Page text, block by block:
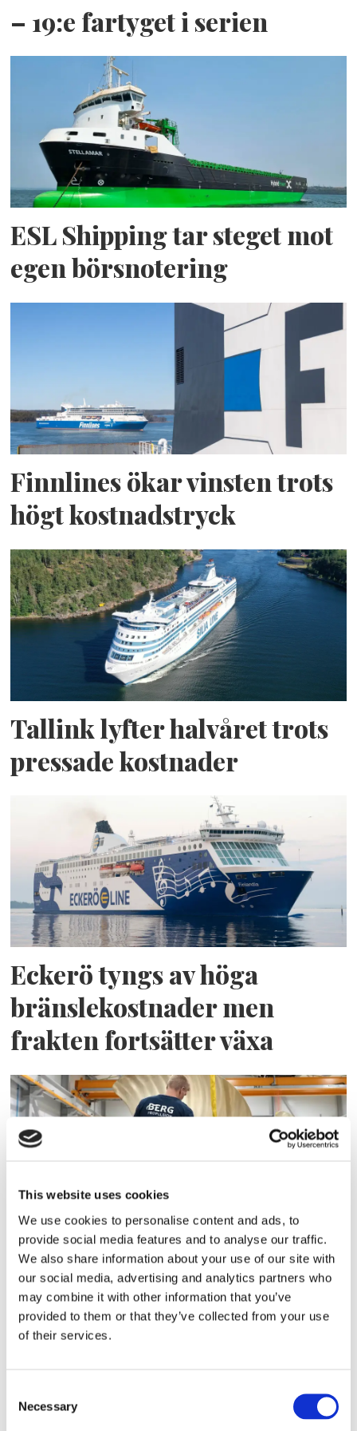
This website uses cookies
We use cookies to personalise content and ads, to
provide social media features and to analyse our traffic.
We also share information about your use of our site with
our social media, advertising and analytics partners who
may combine it with other information that you’ve
provided to them or that they’ve collected from your use
of their services.
Selection
Necessary
– 19:e fartyget i serien
ESL Shipping tar steget mot
egen börsnotering
Finnlines ökar vinsten trots
högt kostnadstryck
Tallink lyfter halvåret trots
pressade kostnader
Eckerö tyngs av höga
bränslekostnader men
frakten fortsätter växa
Storaffären: Kongsberg
Maritime köper Berg
Propulsion